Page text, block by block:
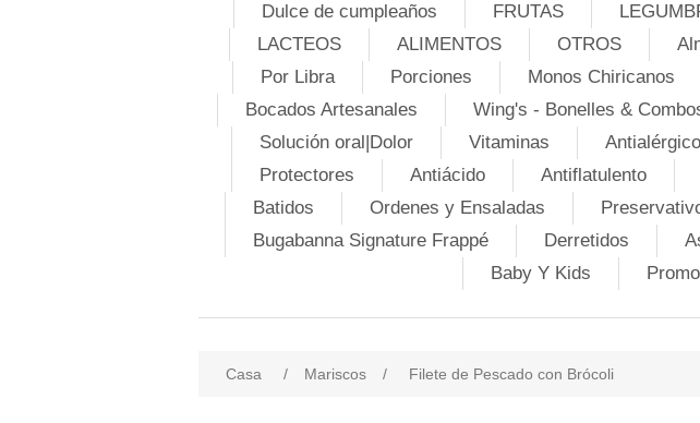
Dulce de cumpleaños
FRUTAS
LACTEOS
ALIMENTOS OTROS
Por Libra
Porciones Monos Chiricanos
Bocados Artesanales
Wing's - Bonelles &
Solución oral|Dolor
Vitaminas Antialérgico
Protectores
Antiácido Antiflatulento
Batidos
Ordenes y Ensaladas
Bugabanna Signature Frappé
Derretidos
Baby Y Kids
Casa / Mariscos / Filete de Pescado con Brócoli